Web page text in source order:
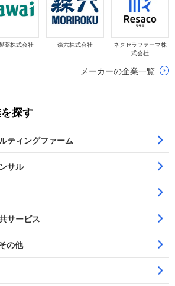
薬株式会社 森六株式会社
ネクセラファーマ株
式会社
メーカーの企業一覧
探す
ティングファーム
サル
サービス
の他